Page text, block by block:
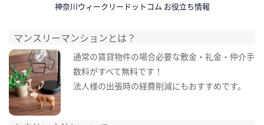
神奈川ウィークリードットコム お役立ち情報
マンスリーマンションとは？
通常の賃貸物件の場合必要な敷金・礼金・仲介手
数料がすべて無料です！
法人様の出張時の経費削減にもおすすめです。